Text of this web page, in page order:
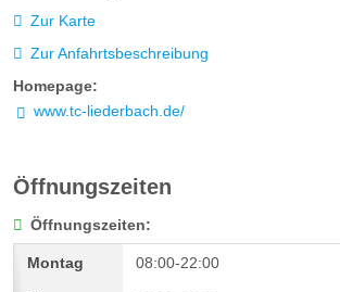
Zur Karte
Zur Anfahrtsbeschreibung
Homepage:
www.tc-liederbach.de/
Öffnungszeiten
Öffnungszeiten:
08:00-22:00